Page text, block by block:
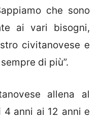
che sono
ai vari bisogni,
civitanovese e
di più”.
allena al
anni ai 12 anni e